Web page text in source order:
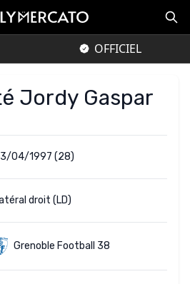
OFFICIEL
Jordy Gaspar
04/1997 (28)
droit (LD)
Grenoble Football 38